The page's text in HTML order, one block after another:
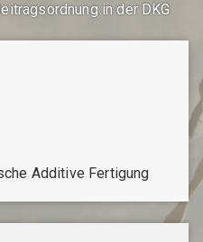
in der DKG
Additive Fertigung